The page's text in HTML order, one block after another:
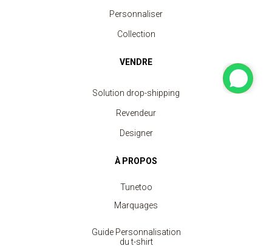
Personnaliser
Collection
VENDRE
Solution drop-shipping
Revendeur
Designer
À PROPOS
Tunetoo
Marquages
Guide Personnalisation
du t-shirt